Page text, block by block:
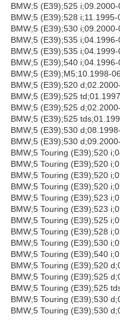
BMW;5 (E39);525
BMW;5 (E39);528
BMW;5 (E39);530
BMW;5 (E39);535
BMW;5 (E39);535
BMW;5 (E39);540
BMW;5 (E39);M5;10.1998-
BMW;5 (E39);520
BMW;5 (E39);525
BMW;5 (E39);525
BMW;5 (E39);525
BMW;5 (E39);530
BMW;5 (E39);530
BMW;5 Touring (E39);520
BMW;5 Touring (E39);520
BMW;5 Touring (E39);520
BMW;5 Touring (E39);520
BMW;5 Touring (E39);523
BMW;5 Touring (E39);523
BMW;5 Touring (E39);525
BMW;5 Touring (E39);528
BMW;5 Touring (E39);530
BMW;5 Touring (E39);540
BMW;5 Touring (E39);520
BMW;5 Touring (E39);525
BMW;5 Touring (E39);525
BMW;5 Touring (E39);530
BMW;5 Touring (E39);530